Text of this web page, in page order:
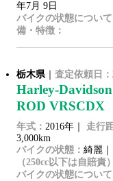
年7月 9日
バイクの状態について
備・特徴：
栃木県｜ 査定依頼日：
Harley-
ROD VRSCDX
年式： 2016年｜ 走行
3,000km
バイクの状態： 綺麗｜
（250cc以下は自賠責
バイクの状態について